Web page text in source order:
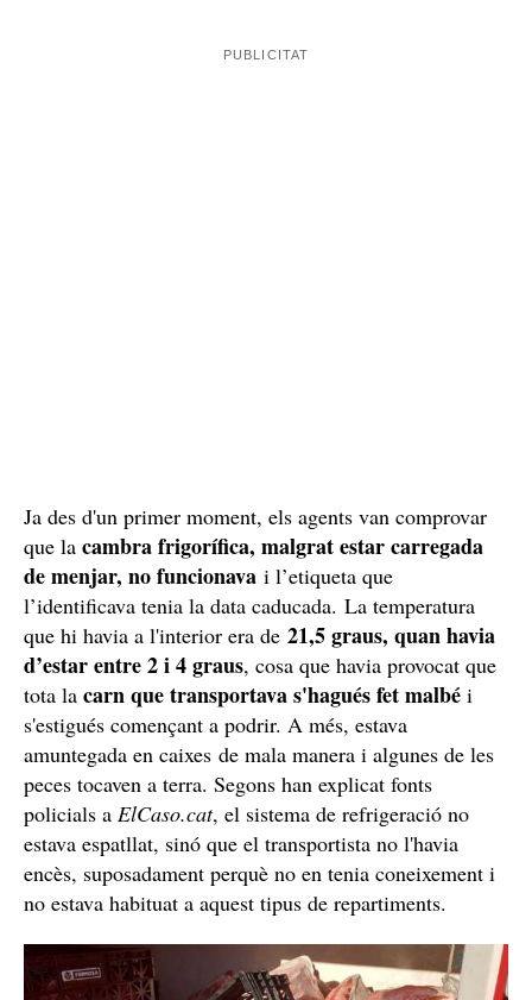
Ja des d'un primer moment, els agents van comprovar
que la cambra frigorífica, malgrat estar carregada
de menjar, no funcionava i l’etiqueta que
l’identificava tenia la data caducada. La temperatura
que hi havia a l'interior era de 21,5 graus, quan havia
d’estar entre 2 i 4 graus, cosa que havia provocat que
tota la carn que transportava s'hagués fet malbé i
s'estigués començant a podrir. A més, estava
amuntegada en caixes de mala manera i algunes de les
peces tocaven a terra. Segons han explicat fonts
policials a ElCaso.cat, el sistema de refrigeració no
estava espatllat, sinó que el transportista no l'havia
encès, suposadament perquè no en tenia coneixement i
no estava habituat a aquest tipus de repartiments.